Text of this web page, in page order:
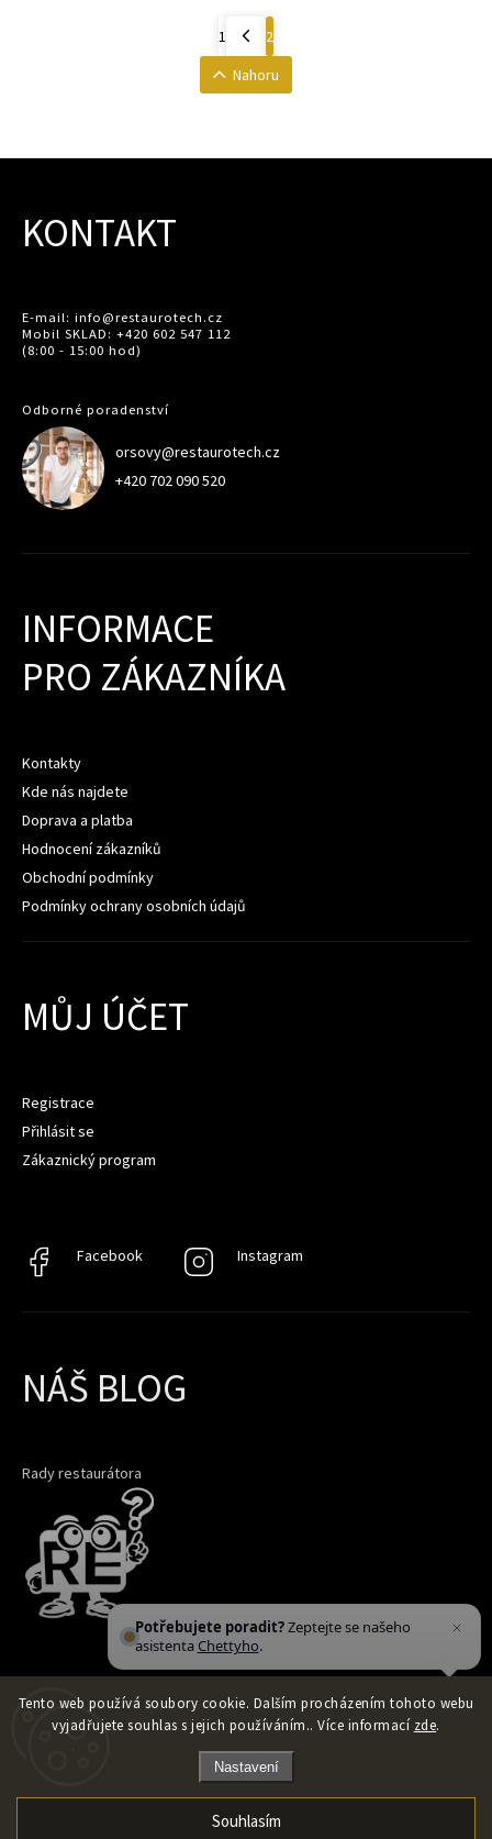
Tento web používá soubory cookie. Dalším procházením tohoto webu
vyjadřujete souhlas s jejich používáním.. Více informací zde.
Nastavení
Souhlasím
1
2
Nahoru
KONTAKT
E-mail: info@restaurotech.cz
Mobil SKLAD: +420 602 547 112
(8:00 - 15:00 hod)
Odborné poradenství
orsovy@restaurotech.cz
+420 702 090 520
INFORMACE
PRO ZÁKAZNÍKA
Kontakty
Kde nás najdete
Doprava a platba
Hodnocení zákazníků
Obchodní podmínky
Podmínky ochrany osobních údajů
MŮJ ÚČET
Registrace
Přihlásit se
Zákaznický program
Facebook
Facebook Instagram
Instagram
NÁŠ BLOG
Rady restaurátora
Potřebujete poradit?Zeptejte se našeho
asistentaChettyho.